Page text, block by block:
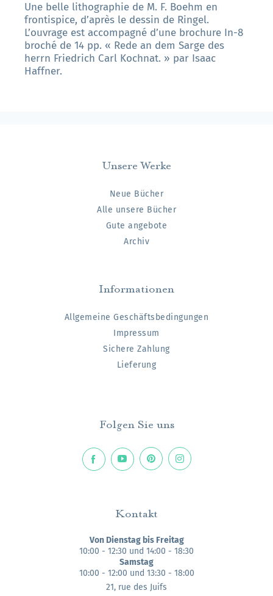
Une belle lithographie de M. F. Boehm en
frontispice, d’après le dessin de Ringel.
L’ouvrage est accompagné d’une brochure In-8
broché de 14 pp. « Rede an dem Sarge des
herrn Friedrich Carl Kochnat. » par Isaac
Haffner.
Unsere Werke
Neue Bücher
Alle unsere Bücher
Gute angebote
Archiv
Informationen
Allgemeine Geschäftsbedingungen
Impressum
Sichere Zahlung
Lieferung
Folgen Sie uns
Kontakt
Von Dienstag bis Freitag
10:00 - 12:30 und 14:00 - 18:30
Samstag
10:00 - 12:00 und 13:30 - 18:00
21, rue des Juifs